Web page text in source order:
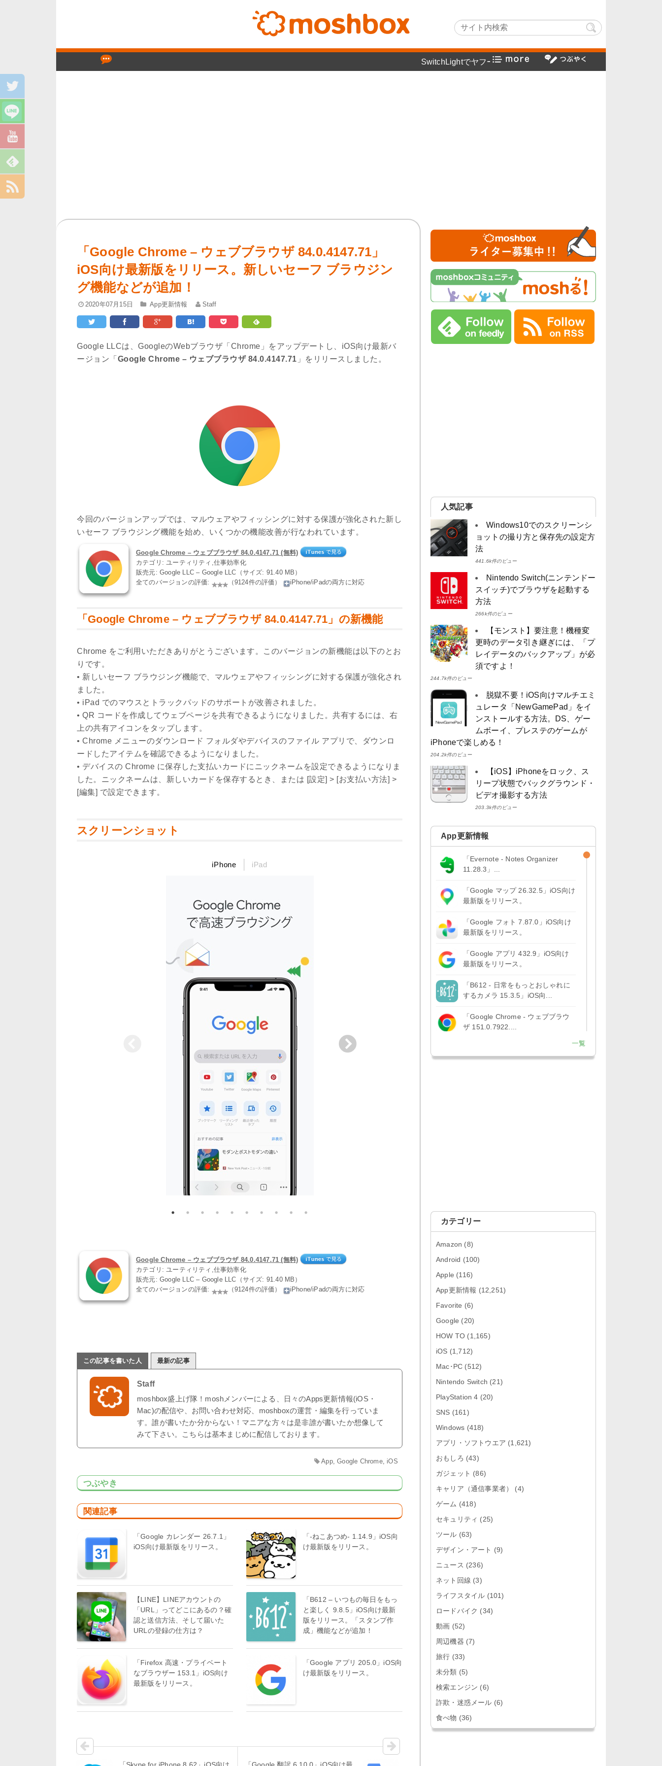
SwitchLightでヤフー検索方法
「Google Chrome – ウェブブラウザ 84.0.4147.71」
iOS向け最新版をリリース。新しいセーフ ブラウジン
グ機能などが追加！
2020年07月15日 App更新情報 Staff
Google LLCは、GoogleのWebブラウザ「Chrome」をアップデートし、iOS向け最新バ
ージョン「 Google Chrome – ウェブブラウザ 84.0.4147.71 」をリリースしました。
今回のバージョンアップでは、マルウェアやフィッシングに対する保護が強化された新し
いセーフ ブラウジング機能を始め、いくつかの機能改善が行なわれています。
Google Chrome – ウェブブラウザ 84.0.4147.71 (無料)
カテゴリ: ユーティリティ,仕事効率化
販売元: Google LLC – Google LLC（サイズ: 91.40 MB）
全てのバージョンの評価:
（9124件の評価） iPhone/iPadの両方に対応
「Google Chrome – ウェブブラウザ 84.0.4147.71」の新機能
Chrome をご利用いただきありがとうございます。このバージョンの新機能は以下のとお
りです。
• 新しいセーフ ブラウジング機能で、マルウェアやフィッシングに対する保護が強化され
ました。
• iPad でのマウスとトラックパッドのサポートが改善されました。
• QR コードを作成してウェブページを共有できるようになりました。共有するには、右
上の共有アイコンをタップします。
• Chrome メニューのダウンロード フォルダやデバイスのファイル アプリで、ダウンロ
ードしたアイテムを確認できるようになりました。
• デバイスの Chrome に保存した支払いカードにニックネームを設定できるようになりま
した。ニックネームは、新しいカードを保存するとき、または [設定] > [お支払い方法] >
[編集] で設定できます。
スクリーンショット
iPhone iPad
Google Chrome – ウェブブラウザ 84.0.4147.71 (無料)
カテゴリ: ユーティリティ,仕事効率化
販売元: Google LLC – Google LLC（サイズ: 91.40 MB）
全てのバージョンの評価:
（9124件の評価） iPhone/iPadの両方に対応
この記事を書いた人 最新の記事
Staff
moshbox盛上げ隊！moshメンバーによる、日々のApps更新情報(iOS・
Mac)の配信や、お問い合わせ対応、moshboxの運営・編集を行っていま
す。誰が書いたか分からない！マニアな方々は是非誰が書いたか想像して
みて下さい。こちらは基本まじめに配信しております。
App,Google Chrome, iOS
つぶやき
関連記事
「Google カレンダー 26.7.1」
iOS向け最新版をリリース。
「-ねこあつめ- 1.14.9」iOS向
け最新版をリリース。
【LINE】LINEアカウントの
「URL」ってどこにあるの？確
認と送信方法、そして届いた
URLの登録の仕方は？
「B612 – いつもの毎日をもっ
と楽しく 9.8.5」iOS向け最新
版をリリース。「スタンプ作
成」機能などが追加！
「Firefox 高速・プライベート
なブラウザー 153.1」iOS向け
最新版をリリース。
「Google アプリ 205.0」iOS向
け最新版をリリース。
「Skype for iPhone 8.62」iOS向け 「Google 翻訳 6.10.0」iOS向け最
人気記事
Windows10でのスクリーンシ
ョットの撮り方と保存先の設定方
法
441.6k件のビュー
Nintendo Switch(ニンテンドー
スイッチ)でブラウザを起動する
方法
266k件のビュー
【モンスト】要注意！機種変
更時のデータ引き継ぎには、「プ
レイデータのバックアップ」が必
須ですよ！
244.7k件のビュー
脱獄不要！iOS向けマルチエミ
ュレータ「NewGamePad」をイ
ンストールする方法。DS、ゲー
ムボーイ、プレステのゲームが
iPhoneで楽しめる！
204.2k件のビュー
【iOS】iPhoneをロック、ス
リープ状態でバックグラウンド・
ビデオ撮影する方法
203.3k件のビュー
App更新情報
「Evernote - Notes Organizer
11.28.3」...
「Google マップ 26.32.5」iOS向け
最新版をリリース。
「Google フォト 7.87.0」iOS向け
最新版をリリース。
「Google アプリ 432.9」iOS向け
最新版をリリース。
「B612 - 日常をもっとおしゃれに
するカメラ 15.3.5」iOS向...
「Google Chrome - ウェブブラウ
ザ 151.0.7922....
向け最新版を...
向け最新版を...
最新版をリリース。
版をリリース。AIプロ...
イバル 26.40」iOS向...
「Google Chrome - ウェブブラウ
ザ 151.0.7922....
「Microsoft Outlook 5.2630.0」iOS
「Google カレンダー 26.29.4」iOS
「Instagram 441.0.0」iOS向け最新
「Google ドライブ - 安全なオンラ
一覧
カテゴリー
Amazon (8)
Android (100)
Apple (116)
App更新情報 (12,251)
Favorite (6)
Google (20)
HOW TO (1,165)
iOS (1,712)
Mac･PC (512)
Nintendo Switch (21)
PlayStation 4 (20)
SNS (161)
Windows (418)
アプリ・ソフトウエア (1,621)
おもしろ (43)
ガジェット (86)
キャリア（通信事業者）
(4)
ゲーム (418)
セキュリティ (25)
ツール (63)
デザイン・アート (9)
ニュース (236)
ネット回線 (3)
ライフスタイル (101)
ロードバイク (34)
動画 (52)
周辺機器 (7)
旅行 (33)
未分類 (5)
検索エンジン (6)
詐欺・迷惑メール (6)
食べ物 (36)